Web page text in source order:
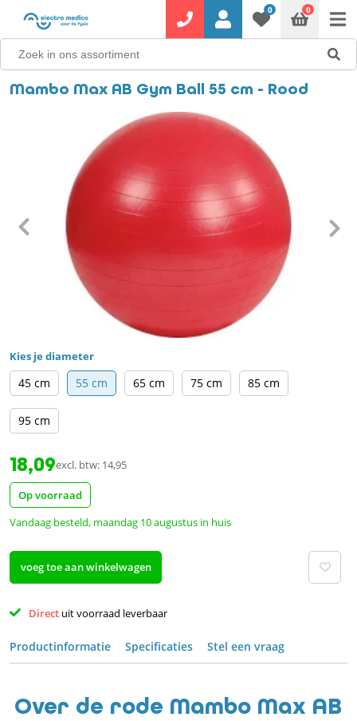
0 0
Mambo Max AB Gym Ball 55 cm - Rood
Kies je diameter
45 cm 55 cm 65 cm 75 cm 85 cm
95 cm
18,09excl. btw: 14,95
Op voorraad
Vandaag besteld, maandag 10 augustus in huis
voeg toe aan winkelwagen
Direct uit voorraad leverbaar
Productinformatie Specificaties Stel een vraag
Over de rode Mambo Max AB